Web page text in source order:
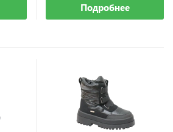
Подробнее